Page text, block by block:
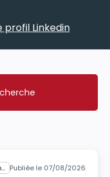
avec votre
Linkedin
de recherche
Loisirs / Hôtellerie / Restauration / Tourisme Publiée le 07/08/2026